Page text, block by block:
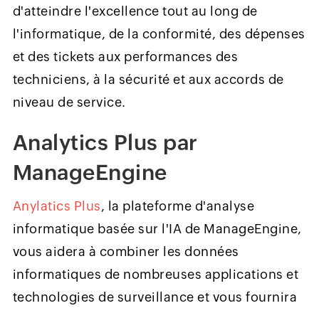
d'atteindre l'excellence tout au long de
l'informatique, de la conformité, des dépenses
et des tickets aux performances des
techniciens, à la sécurité et aux accords de
niveau de service.
Analytics Plus par
ManageEngine
Anylatics Plus, la plateforme d'analyse
informatique basée sur l'IA de ManageEngine,
vous aidera à combiner les données
informatiques de nombreuses applications et
technologies de surveillance et vous fournira